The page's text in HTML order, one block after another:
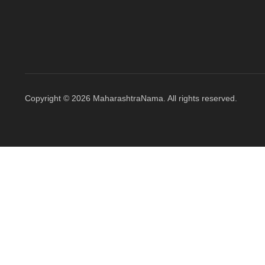
Copyright © 2026 MaharashtraNama. All rights reserved.